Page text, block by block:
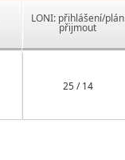
LONI: přihlášení/plán
přijmout
25 / 14